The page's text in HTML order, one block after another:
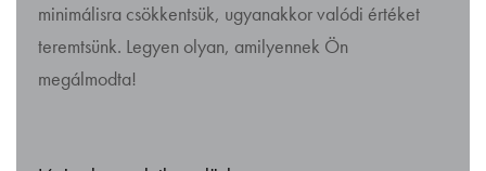
minimálisra csökkentsük, ugyanakkor valódi értéket
teremtsünk. Legyen olyan, amilyennek Ön
megálmodta!